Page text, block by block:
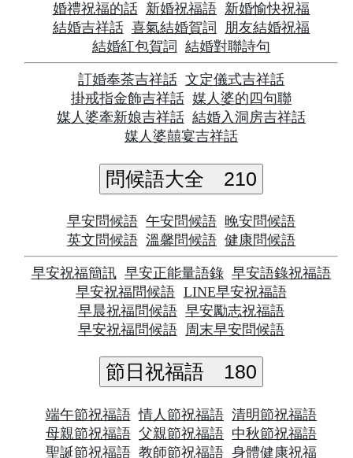
婚禮祝福的話 新婚祝福語 新婚愉快祝福
結婚吉祥話 喜氣結婚賀詞
朋友結婚祝福
結婚紅包賀詞
結婚對聯詩句
訂婚奉茶吉祥話 文定儀式吉祥話
掛戒指金飾吉祥話 媒人婆的四句聯
媒人婆牽新娘吉祥話 結婚入洞房吉祥話
媒人婆囍宴吉祥話
問候語大全 210
早安問候語 午安問候語 晚安問候語
英文問候語 溫馨問候語 健康問候語
早安祝福簡訊 早安正能量語錄 早安語錄祝福語
早安祝福問候語 LINE早安祝福語
早晨祝福問候語 早安勵志祝福語
早安祝福問候語
周末早安問候語
節日祝福語 180
端午節祝福語 情人節祝福語 清明節祝福語
母親節祝福語 父親節祝福語 中秋節祝福語
聖誕節祝福語 教師節祝福語 身體健康祝福